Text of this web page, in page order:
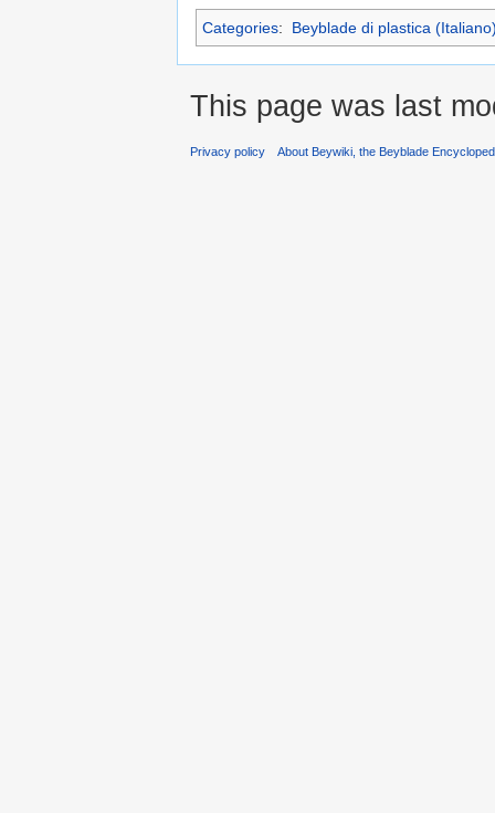
Categories: Beyblade di plastica
This page was last
Privacy policy About Beywiki, the Beyblade